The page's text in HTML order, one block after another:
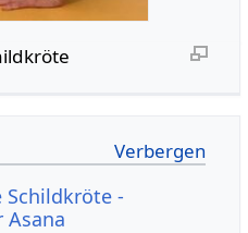
Schildkröte -
Asana